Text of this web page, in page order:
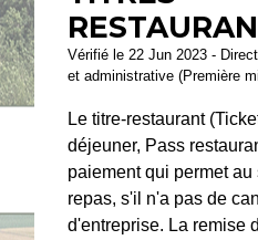
Vérifié le 22 Jun 2023 -
et administrative (Première
Le titre-restaurant
déjeuner, Pass
paiement qui permet
repas, s'il n'a pas de
d'entreprise. La remise